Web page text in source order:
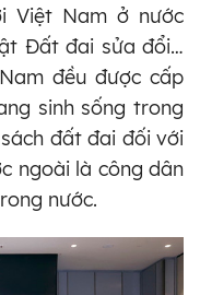
Việt Nam ở nước
Đất đai sửa đổi…
đều được cấp
sinh sống trong
đất đai đối với
ngoài là công dân
nước.